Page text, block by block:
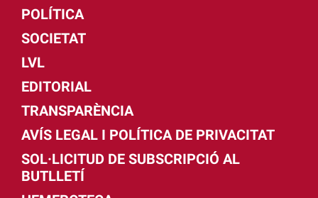
POLÍTICA
SOCIETAT
LVL
EDITORIAL
TRANSPARÈNCIA
AVÍS LEGAL I POLÍTICA DE PRIVACITAT
SOL·LICITUD DE SUBSCRIPCIÓ AL
BUTLLETÍ